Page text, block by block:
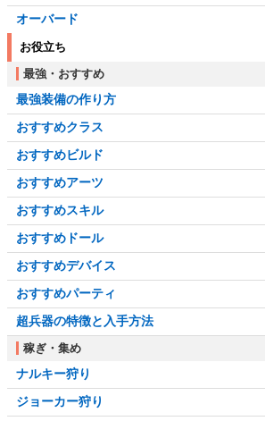
オーバード
お役立ち
最強・おすすめ
最強装備の作り方
おすすめクラス
おすすめビルド
おすすめアーツ
おすすめスキル
おすすめドール
おすすめデバイス
おすすめパーティ
超兵器の特徴と入手方法
稼ぎ・集め
ナルキー狩り
ジョーカー狩り